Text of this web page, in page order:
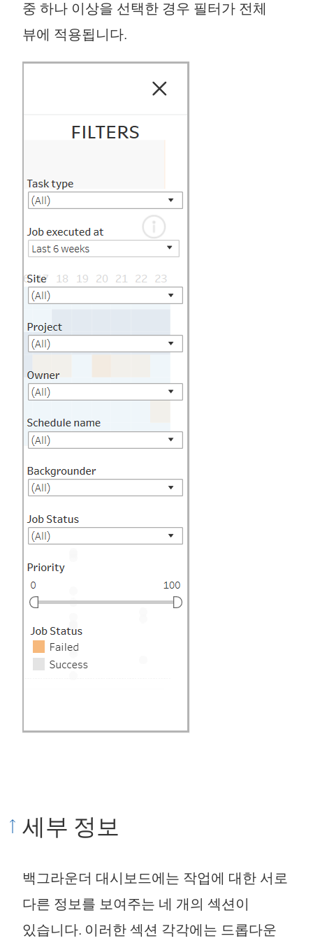
중 하나 이상을 선택한 경우 필터가 전체
뷰에 적용됩니다.
세부 정보
백그라운더 대시보드에는 작업에 대한 서로
다른 정보를 보여주는 네 개의 섹션이
있습니다. 이러한 섹션 각각에는 드롭다운